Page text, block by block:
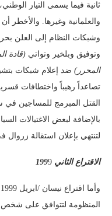
ثانية فيما يسمى التيار
والعلمانية وغيرها.
وشبكات النظام إلى العلن
وتوفيق وبلخير وتواتي (قادة
المحرر) ضد إعلام شبكات
تصاعداً رهيباً واختطافات
القتل المبرمج للمساجين
بالإضافة لبعض الاغتيالات
لتنتهي بإعلان استقالة زروال في
الاقتراع الثاني 199 9
المنظومة لتتوافق على شخص